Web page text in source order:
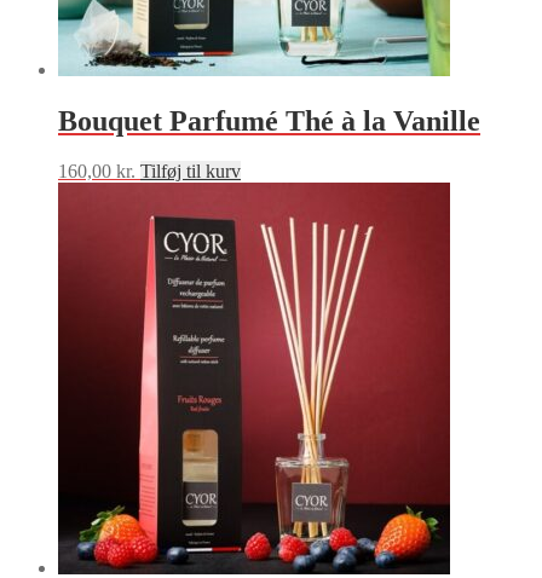
Bouquet Parfumé Thé à la Vanille
160,00 kr. Tilføj til kurv